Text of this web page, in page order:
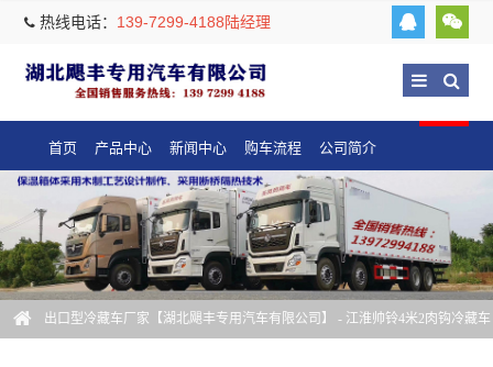
热线电话： 139-7299-4188陆经理
首页 产品中心 新闻中心 购车流程 公司简介
出口型冷藏车厂家【湖北飓丰专用汽车有限公司】 - 江淮帅铃4米2肉钩冷藏车